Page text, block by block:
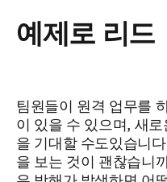
예제로 리드
팀원들이 원격 업무를
이 있을 수 있으며, 새
을 기대할 수도있습니
을 보는 것이 괜찮습니